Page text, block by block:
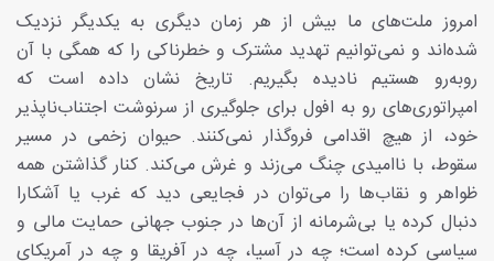
امروز ملت‌های ما بیش از هر زمان دیگری به یکدیگر نزدیک
شده‌اند و نمی‌توانیم تهدید مشترک و خطرناکی را که همگی با آن
روبه‌رو هستیم نادیده بگیریم. تاریخ نشان داده است که
امپراتوری‌های رو به افول برای جلوگیری از سرنوشت اجتناب‌ناپذیر
خود، از هیچ اقدامی فروگذار نمی‌کنند. حیوان زخمی در مسیر
سقوط، با ناامیدی چنگ می‌زند و غرش می‌کند. کنار گذاشتن همه
ظواهر و نقاب‌ها را می‌توان در فجایعی دید که غرب یا آشکارا
دنبال کرده یا بی‌شرمانه از آن‌ها در جنوب جهانی حمایت مالی و
سیاسی کرده است؛ چه در آسیا، چه در آفریقا و چه در آمریکای